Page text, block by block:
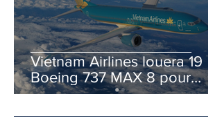
Vietnam Airlines louera 19
Boeing 737 MAX 8 pour
accélérer la modernisation